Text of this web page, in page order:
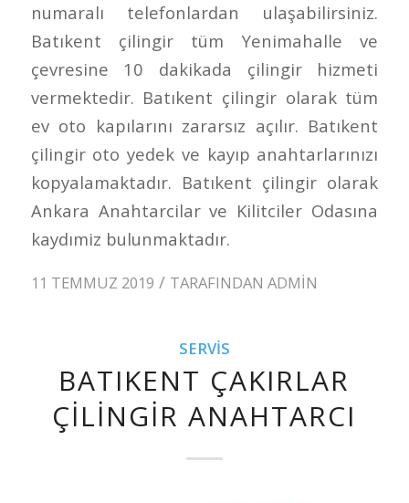
numaralı telefonlardan ulaşabilirsiniz.
Batıkent çilingir tüm Yenimahalle ve
çevresine 10 dakikada çilingir hizmeti
vermektedir. Batıkent çilingir olarak tüm
ev oto kapılarını zararsız açılır. Batıkent
çilingir oto yedek ve kayıp anahtarlarınızı
kopyalamaktadır. Batıkent çilingir olarak
Ankara Anahtarcilar ve Kilitciler Odasına
kaydımiz bulunmaktadır.
11 TEMMUZ 2019 / TARAFINDAN ADMIN
SERVIS
BATIKENT ÇAKIRLAR
ÇILINGIR ANAHTARCI